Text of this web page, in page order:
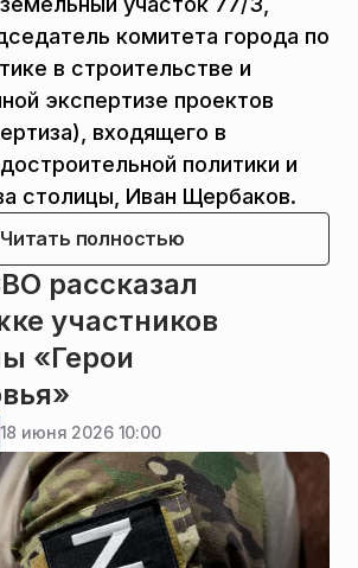
комитета города по
в строительстве и
экспертизе проектов
входящего в
политики и
столицы, Иван Щербаков.
Читать полностью
рассказал
участников
«Герои
18 июня 2026 10:00